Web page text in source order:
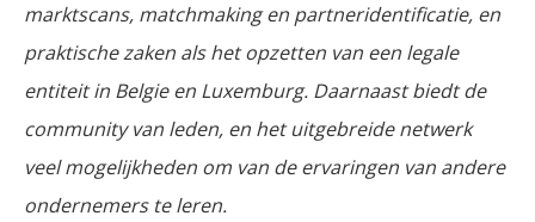
marktscans, matchmaking en partneridentificatie, en
praktische zaken als het opzetten van een legale
entiteit in Belgie en Luxemburg. Daarnaast biedt de
community van leden, en het uitgebreide netwerk
veel mogelijkheden om van de ervaringen van andere
ondernemers te leren.